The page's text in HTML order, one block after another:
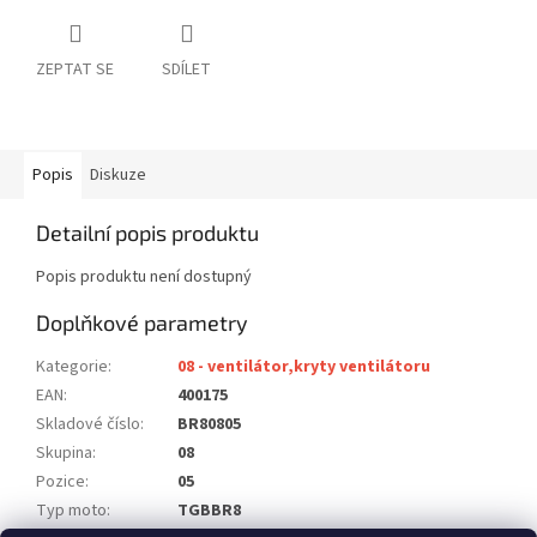
ZEPTAT SE SDÍLET
Popis Diskuze
Detailní popis produktu
Popis produktu není dostupný
Doplňkové parametry
Kategorie:
08 - ventilátor,kryty ventilátoru
EAN:
400175
Skladové číslo:
BR80805
Skupina:
08
Pozice:
05
Typ moto:
TGBBR8